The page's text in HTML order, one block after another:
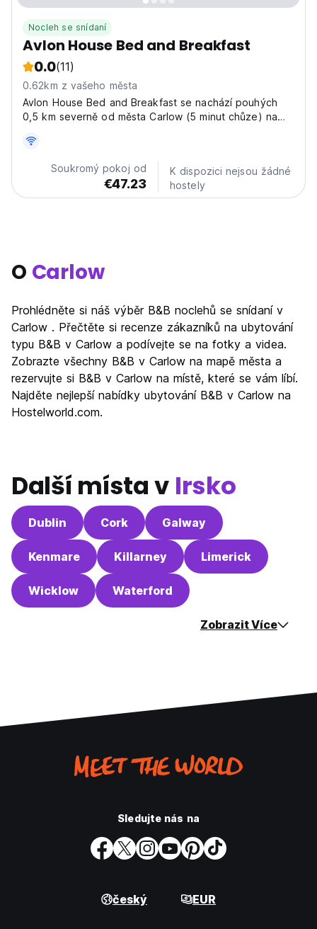
Nocleh se snídaní
Avlon House Bed and Breakfast
0.0(11)
0.62km z vašeho města
Avlon House Bed and Breakfast se nachází pouhých
0,5 km severně od města Carlow (5 minut chůze) na
Irska
Soukromý pokoj od
€47.23
K dispozici nejsou žádné
hostely
O Carlow
Prohlédněte si náš výběr B&B noclehů se snídaní v
Carlow . Přečtěte si recenze zákazníků na ubytování
typu B&B v Carlow a podívejte se na fotky a videa.
Zobrazte všechny B&B v Carlow na mapě města a
rezervujte si B&B v Carlow na místě, které se vám líbí.
Najděte nejlepší nabídky ubytování B&B v Carlow na
Hostelworld.com.
Další místa v Irsko
Dublin Cork Galway
Kenmare Killarney Limerick
Wicklow Waterford
Zobrazit Více
Sledujte nás na
český EUR